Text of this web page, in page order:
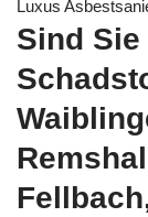
Luxus
Sind